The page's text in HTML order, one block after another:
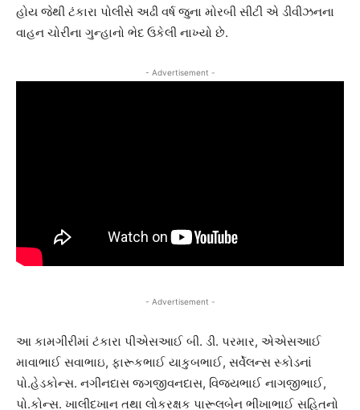
હોય જેથી ટંકારા પોલીસે અઢી વર્ષ જુના મોરબી સીટી એ ડીવીઝનના
વાહન ચોરીના ગુન્હાનો ભેદ ઉકેલી નાખ્યો છે.
- Advertisement -
- Advertisement -
આ કામગીરીમાં ટંકારા પીએસઆઈ બી. ડી. પરમાર, એએસઆઈ
માવાભાઈ સવાભાઇ, ફારૂકભાઈ યાકુબભાઈ, સર્વેલન્સ સ્કોડનાં
પો.હેડકોન્સ. નગીનદાસ જગજીવનદાસ, વિજયભાઈ નાગજીભાઈ,
પો.કોન્સ. ખાલીદખાન તથા લોકરક્ષક પારૂલબેન ભીખાભાઈ સહિતનો